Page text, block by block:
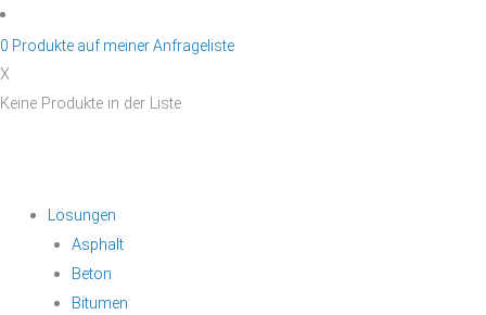
Zum
Inhalt
springen
0 Produkte auf meiner Anfrageliste
X
Keine Produkte in der Liste
Lösungen
Asphalt
Beton
Bitumen